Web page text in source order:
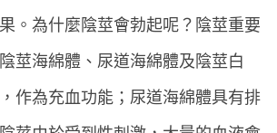
。為什麼陰莖會勃起呢？陰莖重要
莖海綿體、尿道海綿體及陰莖白
作為充血功能；尿道海綿體具有排